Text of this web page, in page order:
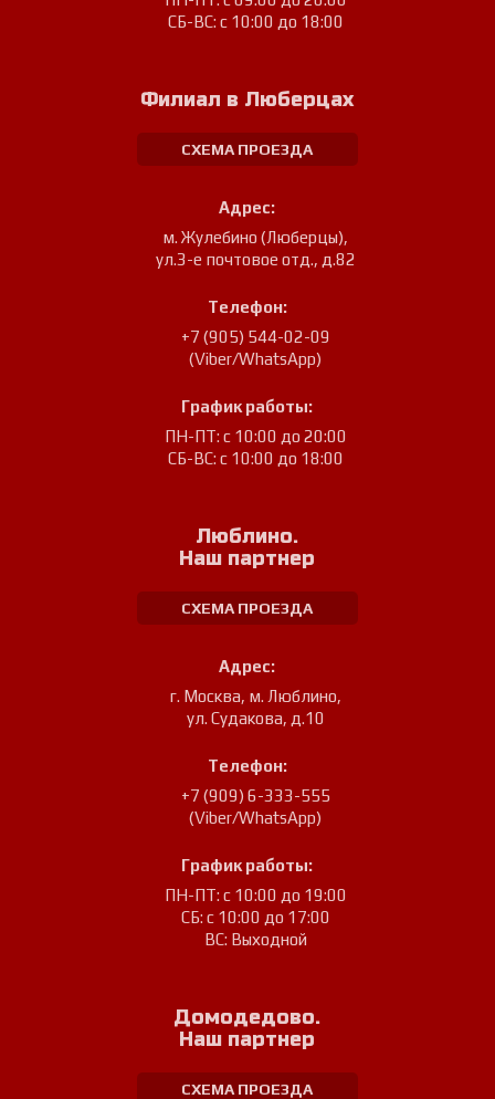
СБ-ВС: с 10:00 до 18:00
Филиал в Люберцах
СХЕМА ПРОЕЗДА
Адрес:
м. Жулебино (Люберцы),
ул.3-е почтовое отд., д.82
Телефон:
+7 (905) 544-02-09
(Viber/WhatsApp)
График работы:
ПН-ПТ: с 10:00 до 20:00
СБ-ВС: с 10:00 до 18:00
Люблино.
Наш партнер
СХЕМА ПРОЕЗДА
Адрес:
г. Москва, м. Люблино,
ул. Судакова, д.10
Телефон:
+7 (909) 6-333-555
(Viber/WhatsApp)
График работы:
ПН-ПТ: с 10:00 до 19:00
СБ: с 10:00 до 17:00
ВС: Выходной
Домодедово.
Наш партнер
СХЕМА ПРОЕЗДА